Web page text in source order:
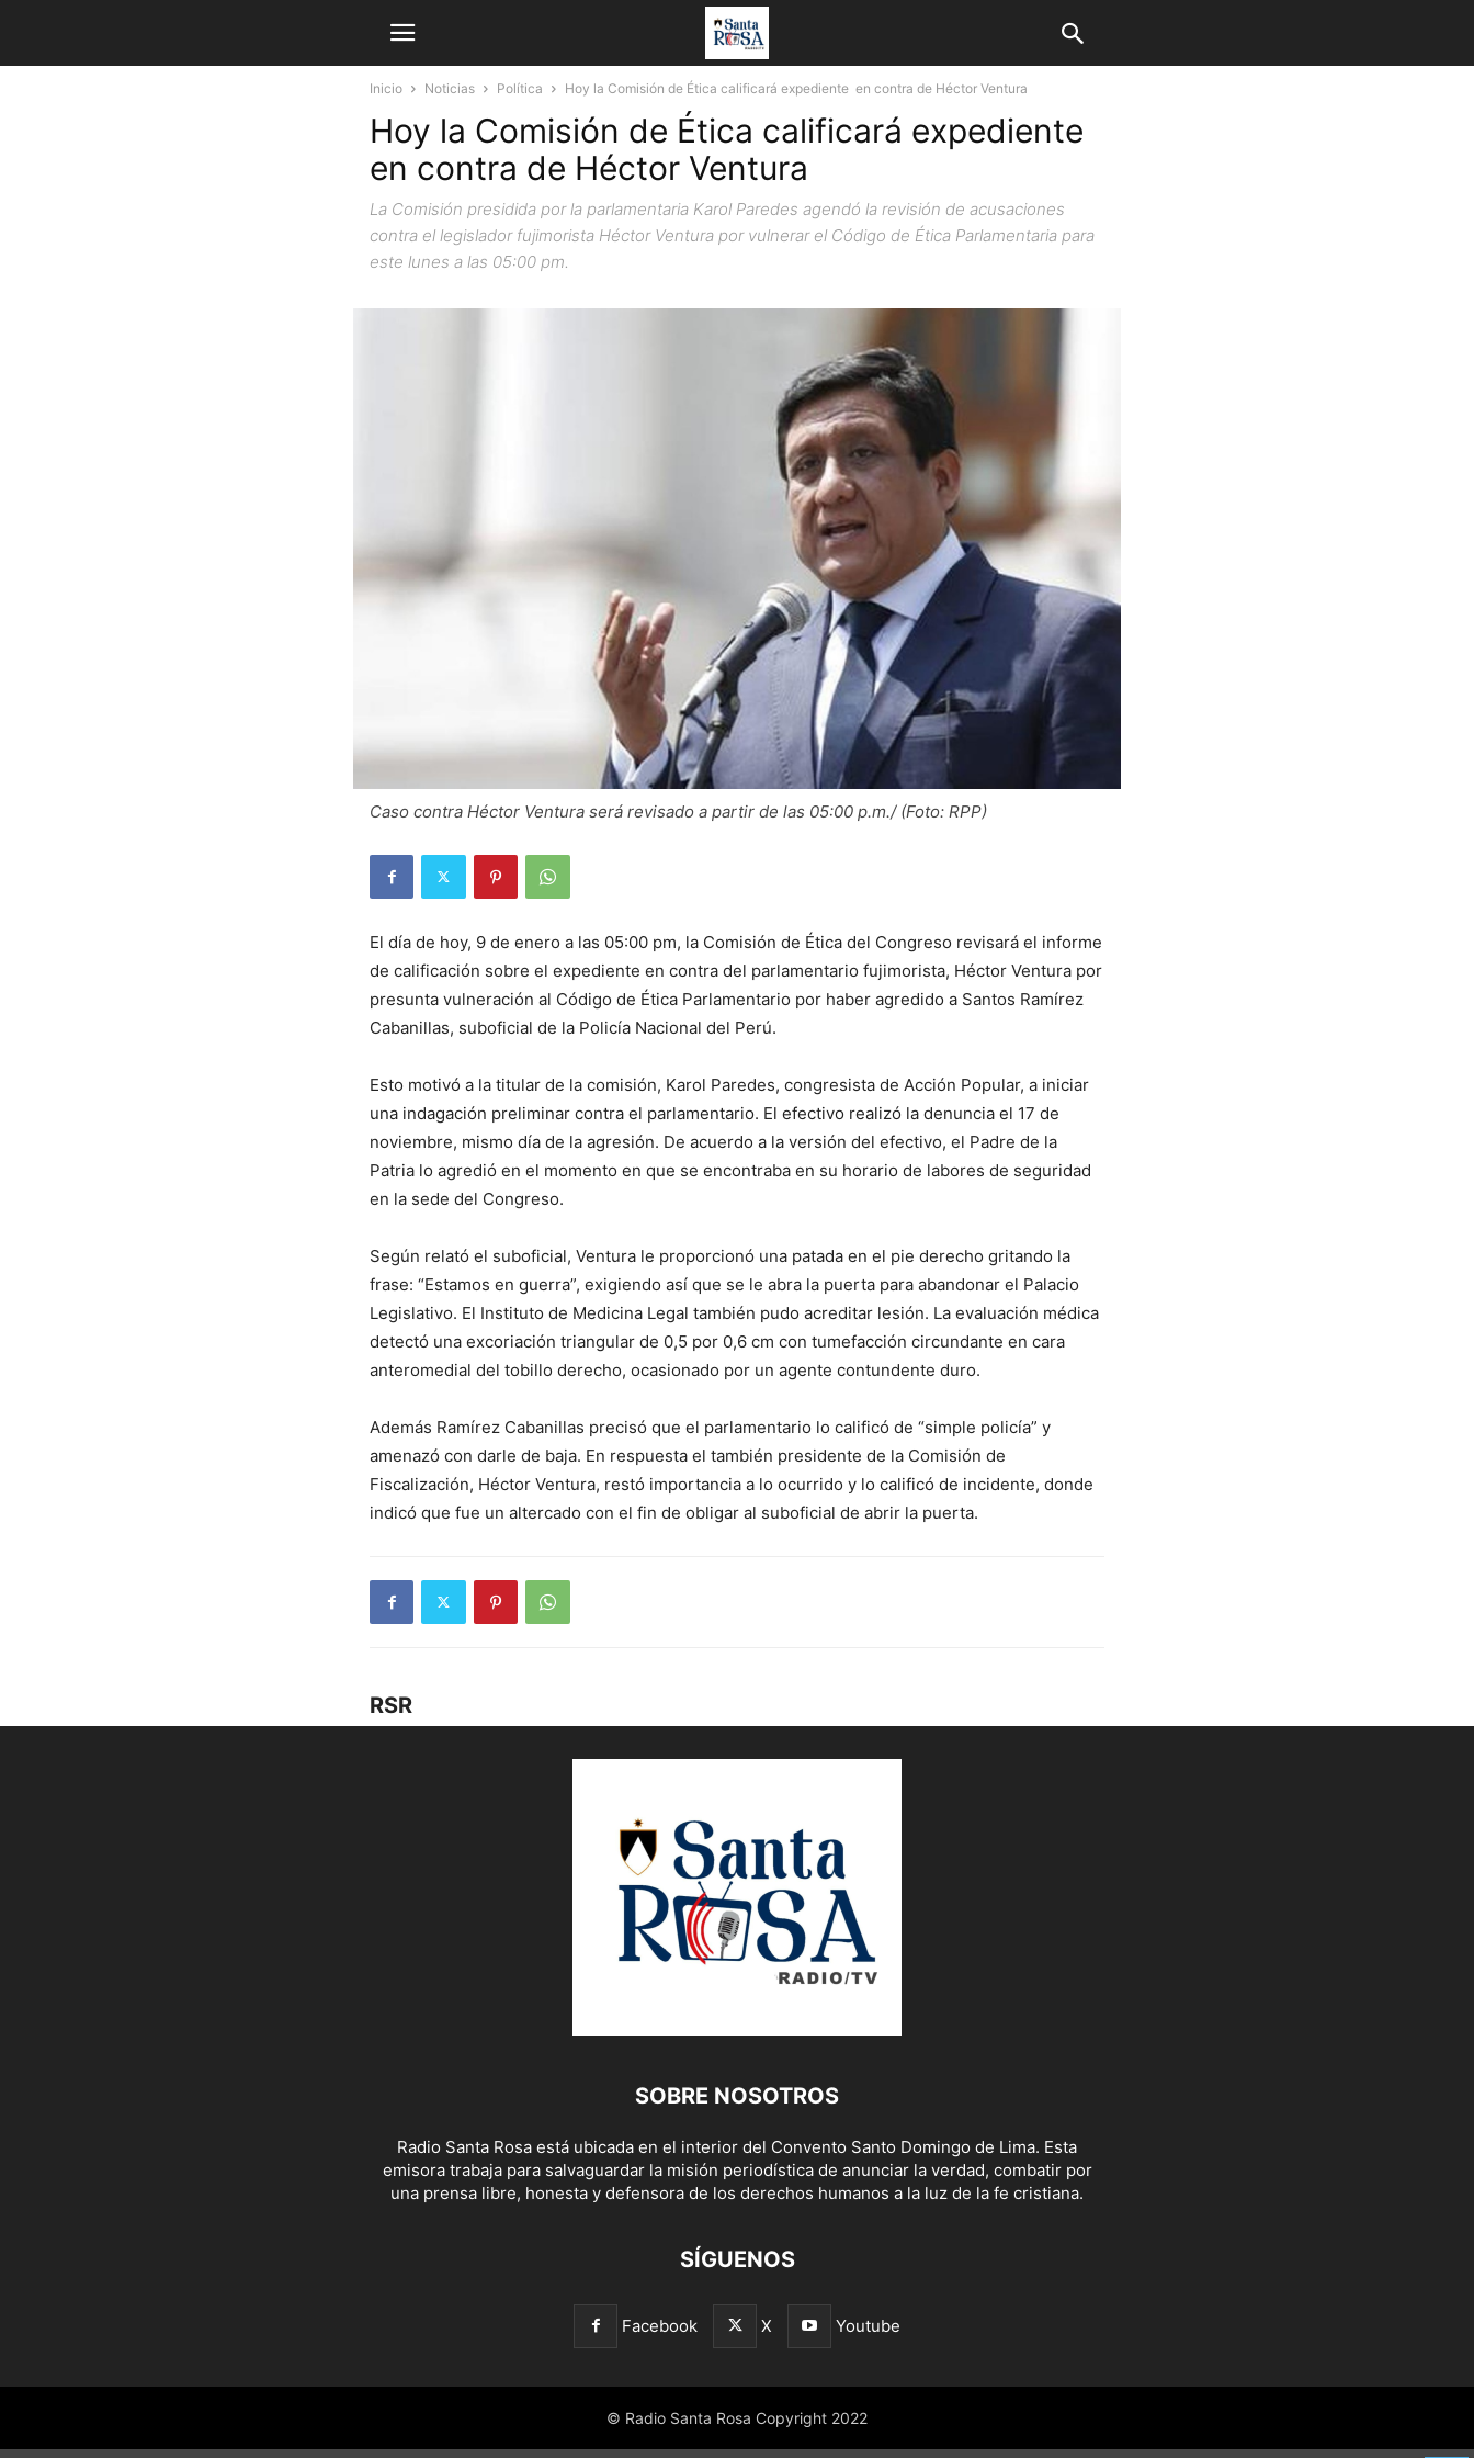
Inicio Noticias Política Hoy la Comisión de Ética calificará expediente en contra de Héctor Ventura
Hoy la Comisión de Ética calificará expediente
en contra de Héctor Ventura
La Comisión presidida por la parlamentaria Karol Paredes agendó la revisión de acusaciones
contra el legislador fujimorista Héctor Ventura por vulnerar el Código de Ética Parlamentaria para
este lunes a las 05:00 pm.
Caso contra Héctor Ventura será revisado a partir de las 05:00 p.m./ (Foto: RPP)
El día de hoy, 9 de enero a las 05:00 pm, la Comisión de Ética del Congreso revisará el informe
de calificación sobre el expediente en contra del parlamentario fujimorista, Héctor Ventura por
presunta vulneración al Código de Ética Parlamentario por haber agredido a Santos Ramírez
Cabanillas, suboficial de la Policía Nacional del Perú.
Esto motivó a la titular de la comisión, Karol Paredes, congresista de Acción Popular, a iniciar
una indagación preliminar contra el parlamentario. El efectivo realizó la denuncia el 17 de
noviembre, mismo día de la agresión. De acuerdo a la versión del efectivo, el Padre de la
Patria lo agredió en el momento en que se encontraba en su horario de labores de seguridad
en la sede del Congreso.
Según relató el suboficial, Ventura le proporcionó una patada en el pie derecho gritando la
frase: “Estamos en guerra”, exigiendo así que se le abra la puerta para abandonar el Palacio
Legislativo. El Instituto de Medicina Legal también pudo acreditar lesión. La evaluación médica
detectó una excoriación triangular de 0,5 por 0,6 cm con tumefacción circundante en cara
anteromedial del tobillo derecho, ocasionado por un agente contundente duro.
Además Ramírez Cabanillas precisó que el parlamentario lo calificó de “simple policía” y
amenazó con darle de baja. En respuesta el también presidente de la Comisión de
Fiscalización, Héctor Ventura, restó importancia a lo ocurrido y lo calificó de incidente, donde
indicó que fue un altercado con el fin de obligar al suboficial de abrir la puerta.
RSR
SOBRE NOSOTROS
Radio Santa Rosa está ubicada en el interior del Convento Santo Domingo de Lima. Esta
emisora trabaja para salvaguardar la misión periodística de anunciar la verdad, combatir por
una prensa libre, honesta y defensora de los derechos humanos a la luz de la fe cristiana.
SÍGUENOS
Facebook X Youtube
© Radio Santa Rosa Copyright 2022